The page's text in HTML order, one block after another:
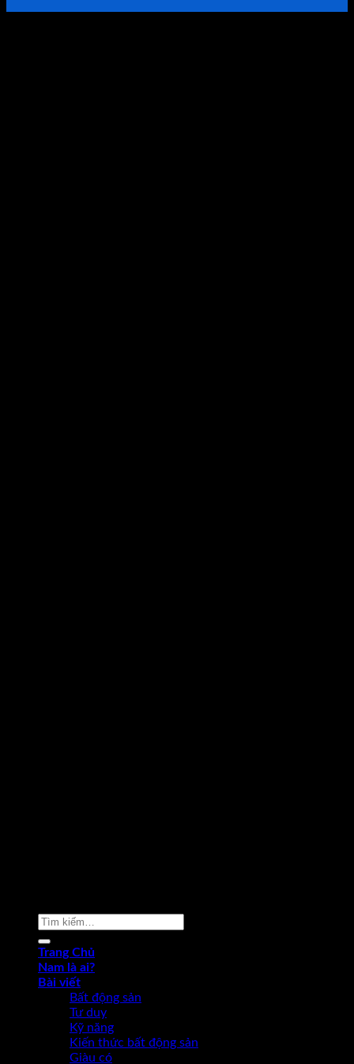
Tìm
Trang Chủ
Nam là ai?
Bài viết
Bất động sản
Tư duy
Kỹ năng
Kiến thức bất động sản
Giàu có